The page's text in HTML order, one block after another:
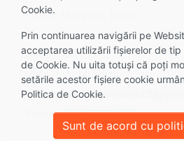
Firma: Muresan Mihai
Oras: CLUJ-NAPOCA
Nume: Mihai
Prenume: Muresan
Email:
Phone:0749221605
Cookie.
Prin continuarea navigării pe
acceptarea utilizării fişierelor de
de Cookie. Nu uita totuși că poți
setările acestor fişiere cookie
Politica de Cookie.
Sunt de acord cu